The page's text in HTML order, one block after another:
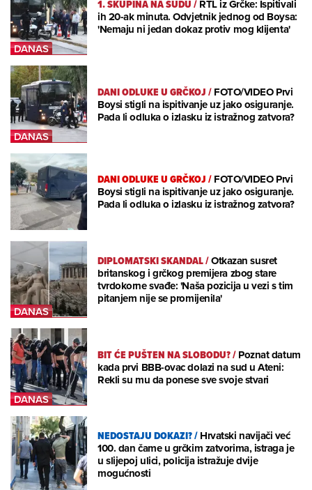
1. SKUPINA NA SUDU/RTL iz Grčke: Ispitivali
ih 20-ak minuta. Odvjetnik jednog od Boysa:
'Nemaju ni jedan dokaz protiv mog klijenta'
DANI ODLUKE U GRČKOJ/FOTO/VIDEO Prvi
Boysi stigli na ispitivanje uz jako osiguranje.
Pada li odluka o izlasku iz istražnog zatvora?
DANI ODLUKE U GRČKOJ/FOTO/VIDEO Prvi
Boysi stigli na ispitivanje uz jako osiguranje.
Pada li odluka o izlasku iz istražnog zatvora?
DIPLOMATSKI SKANDAL/Otkazan susret
britanskog i grčkog premijera zbog stare
tvrdokorne svađe: 'Naša pozicija u vezi s tim
pitanjem nije se promijenila'
BIT ĆE PUŠTEN NA SLOBODU?/Poznat datum
kada prvi BBB-ovac dolazi na sud u Ateni:
Rekli su mu da ponese sve svoje stvari
NEDOSTAJU DOKAZI?/Hrvatski navijači već
100. dan čame u grčkim zatvorima, istraga je
u slijepoj ulici, policija istražuje dvije
mogućnosti